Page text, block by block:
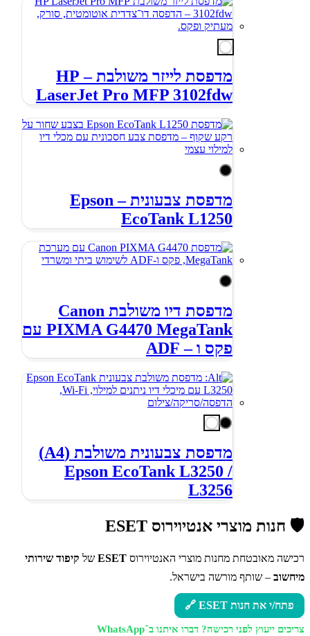
מדפסת לייזר משולבת – HP
LaserJet Pro MFP 3102fdw
מדפסת צבעונית – Epson
EcoTank L1250
מדפסת דיו משולבת Canon
PIXMA G4470 MegaTank עם
פקס ו – ADF
מדפסת צבעונית משולבת (A4)
Epson EcoTank L3250 /
L3256
🛡️ חנות מוצרי אנטיוירוס ESET
רכישה מאובטחת מחנות מוצרי האנטיוירוס ESET של קיפוד שירותי
מיחשוב – שותף מורשה בישראל.
פתח/י את חנות ESET 🔗
צריכים ייעוץ לפני רכישה? דברו איתנו ב־WhatsApp